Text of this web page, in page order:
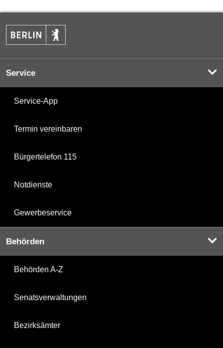
Service
Service-App
Termin vereinbaren
Bürgertelefon 115
Notdienste
Gewerbeservice
Behörden
Behörden A-Z
Senatsverwaltungen
Bezirksämter